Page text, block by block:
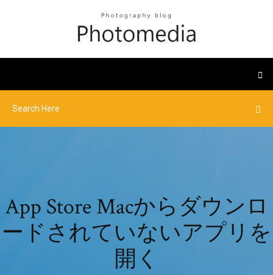
App Store Macからダウンロ
ードされていないアプリを
開く